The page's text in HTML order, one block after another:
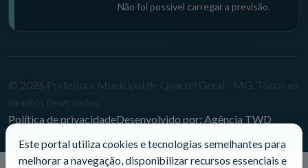
Não foi possível carregar a previsão.
© 2026 Prefeitura Municipal de Quartel Geral - MG. Todos os
direitos reservados.
Política de privacidadeDesenvolvido por: Agência TWD
Este portal utiliza cookies e tecnologias semelhantes para
melhorar a navegação, disponibilizar recursos essenciais e